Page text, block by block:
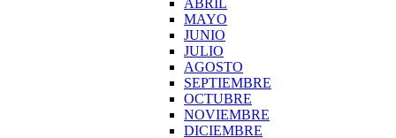
ABRIL
MAYO
JUNIO
JULIO
AGOSTO
SEPTIEMBRE
OCTUBRE
NOVIEMBRE
DICIEMBRE